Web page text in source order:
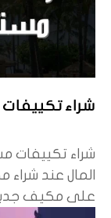
شراء تكييفات
شراء تكييفات
المال عند
على مكيف